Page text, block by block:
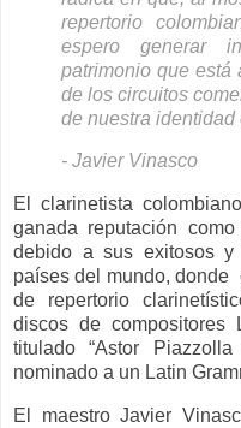
repertorio
espero generar
patrimonio que está
de los circuitos
de nuestra identidad
- Javier Vinasco
El clarinetista
ganada reputación
debido a sus exitosos y
países del mundo, donde
de repertorio
discos de compositores
titulado “Astor
nominado a un Latin
El maestro Javier